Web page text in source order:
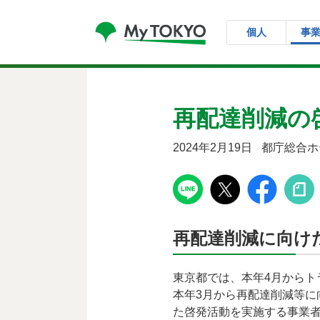
個人 事
再配達削減の
2024年2月19日 都庁総合
再配達削減に向け
東京都では、本年4月から
本年3月から再配達削減等
た啓発活動を実施する事業